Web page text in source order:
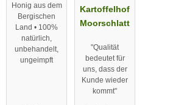
Honig aus dem
Bergischen
Land • 100%
natürlich,
unbehandelt,
ungeimpft
Kartoffelhof
Moorschlatt
"Qualität
bedeutet für
uns, dass der
Kunde wieder
kommt"